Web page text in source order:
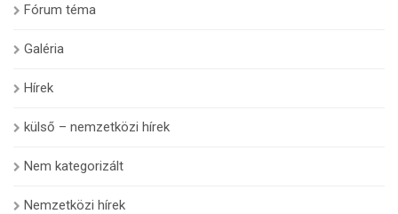
Fórum téma
Galéria
Hírek
külső – nemzetközi hírek
Nem kategorizált
Nemzetközi hírek